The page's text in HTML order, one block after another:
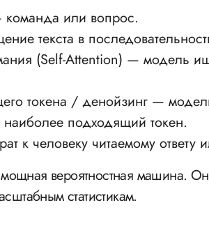
команда или вопрос.
текста в
(Self-Attention) — модель
токена / денойзинг —
подходящий токен.
к человеку читаемому ответу
вероятностная машина.
статистикам.